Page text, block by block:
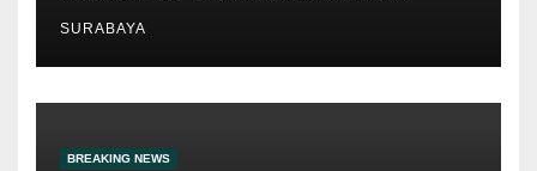
Langkah Inovatif Menuju
Layanan Publik Digital
SURABAYA
BREAKING NEWS